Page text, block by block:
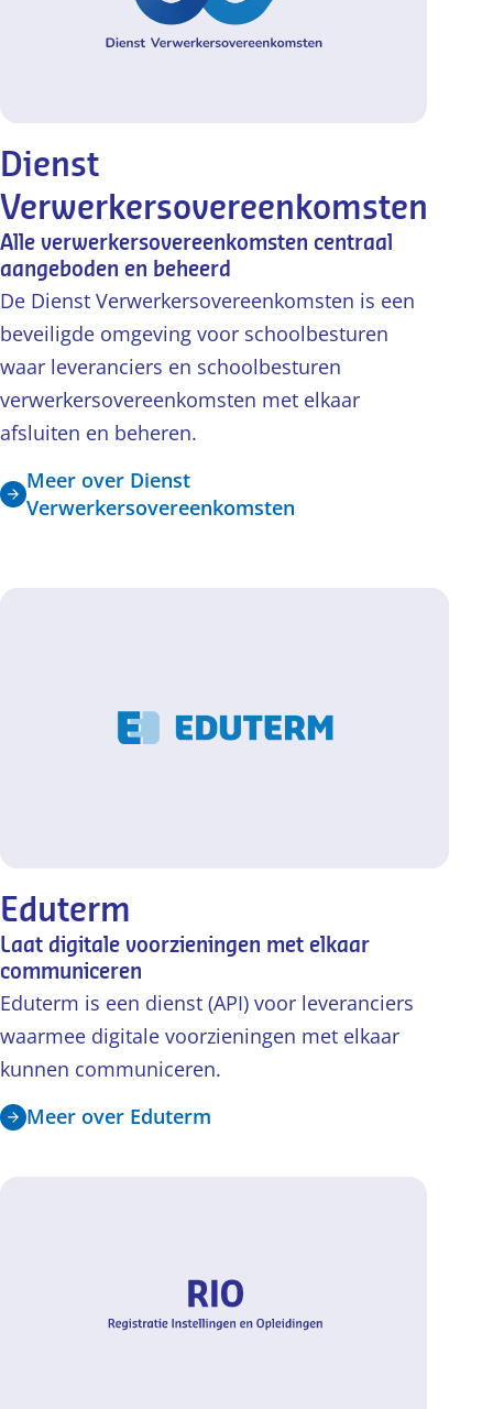
Dienst
Verwerkersovereenkomsten
Alle verwerkersovereenkomsten centraal
aangeboden en beheerd
De Dienst Verwerkersovereenkomsten is een
beveiligde omgeving voor schoolbesturen
waar leveranciers en schoolbesturen
verwerkersovereenkomsten met elkaar
afsluiten en beheren.
Meer over Dienst
Verwerkersovereenkomsten
Eduterm
Laat digitale voorzieningen met elkaar
communiceren
Eduterm is een dienst (API) voor leveranciers
waarmee digitale voorzieningen met elkaar
kunnen communiceren.
Meer over Eduterm